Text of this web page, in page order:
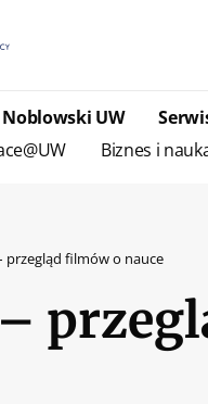
UW
Biznes i
przegląd filmów o nauce
–